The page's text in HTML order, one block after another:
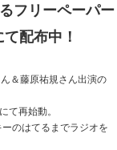
フリーペーパー
配布中！
＆藤原祐規さん出演の
て再始動。
のはてるまでラジオを